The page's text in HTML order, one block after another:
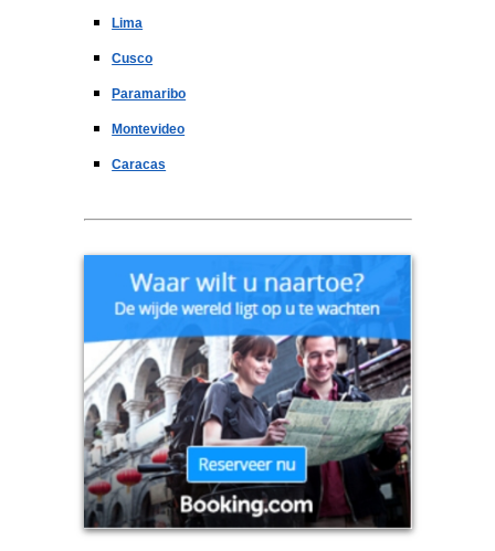
Lima
Cusco
Paramaribo
Montevideo
Caracas